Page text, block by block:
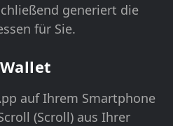
generiert die
für Sie.
auf Ihrem Smartphone
(Scroll) aus Ihrer